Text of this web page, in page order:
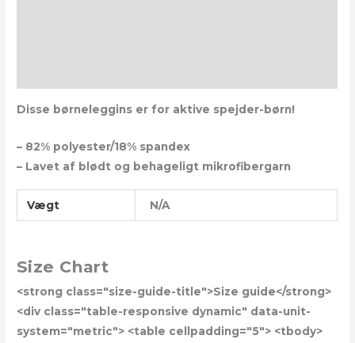
Disse børneleggins er for aktive spejder-børn!
– 82% polyester/18% spandex
– Lavet af blødt og behageligt mikrofibergarn
Vægt N/A
Size Chart
<strong class="size-guide-title">Size guide</strong>
<div class="table-responsive dynamic" data-unit-
system="metric"> <table cellpadding="5"> <tbody>